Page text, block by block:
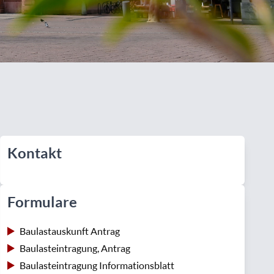
Kontakt
Formulare
Baulastauskunft Antrag
Baulasteintragung, Antrag
Baulasteintragung Informationsblatt